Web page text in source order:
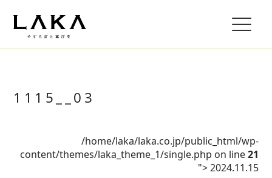
1115__03
/home/laka/laka.co.jp/public_html/wp-
content/themes/laka_theme_1/single.php on line21
">2024.11.15